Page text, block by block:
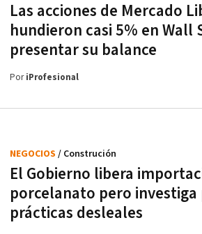
Las acciones de Mercado
hundieron casi 5% en Wall
presentar su balance
PoriProfesional
El Gobierno libera
porcelanato pero investiga
prácticas desleales
NEGOCIOS / Construción